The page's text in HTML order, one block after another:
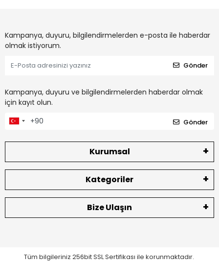
Kampanya, duyuru, bilgilendirmelerden e-posta ile haberdar
olmak istiyorum.
Gönder
Kampanya, duyuru ve bilgilendirmelerden haberdar olmak
için kayıt olun.
Gönder
Kurumsal
Kategoriler
Bize Ulaşın
Tüm bilgileriniz 256bit SSL Sertifikası ile korunmaktadır.